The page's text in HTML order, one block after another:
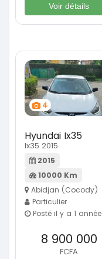
Voir détails
4
Hyundai Ix35
Ix35 2015
2015
10000 Km
Abidjan (Cocody)
Particulier
Posté il y a 1 année
8 900 000
FCFA